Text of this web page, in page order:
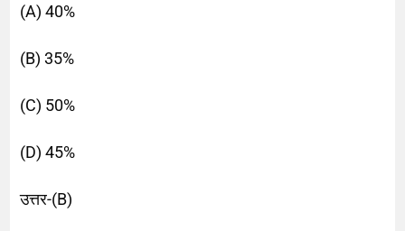
(A) 40%
(B) 35%
(C) 50%
(D) 45%
उत्तर-(B)